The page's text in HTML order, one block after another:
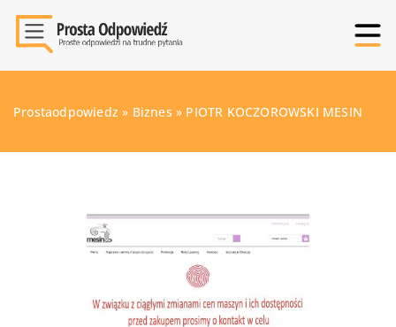
Prostaodpowiedz » Biznes » PIOTR KOCZOROWSKI MESIN